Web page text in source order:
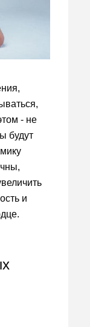
- не
будут
и